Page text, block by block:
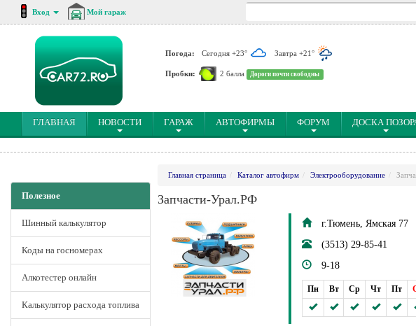
Вход Мой гараж
Погода: Сегодня +23° Завтра +21°
Пробки: 2 балла Дороги почти свободны
ГЛАВНАЯ(CURRENT)
НОВОСТИ ГАРАЖ АВТОФИРМЫ ФОРУМ ДОСКА
Полезное
Шинный калькулятор
Коды на госномерах
Алкотестер онлайн
Калькулятор расхода топлива
Главная страница Каталог автофирм Электрооборудование
Запчасти-Урал.РФ
г.Тюмень, Ямская 77
(3513) 29-85-41
9-18
Пн Вт Ср Чт Пт